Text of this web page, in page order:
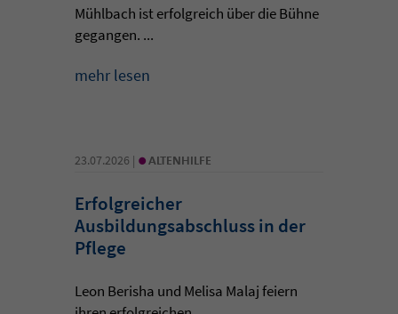
Mühlbach ist erfolgreich über die Bühne
gegangen. ...
mehr lesen
23.07.2026 | • ALTENHILFE
Erfolgreicher
Ausbildungsabschluss in der
Pflege
Leon Berisha und Melisa Malaj feiern